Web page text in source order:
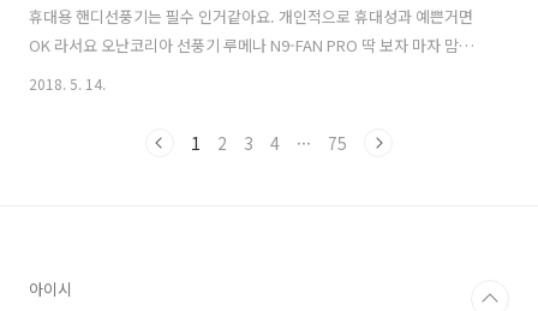
휴대용 핸디선풍기는 필수 인거같아요. 개인적으로 휴대성과 예쁜거면
OK 라서요 오난코리아 선풍기 루메나 N9-FAN PRO 딱 보자 마자 맘에
2018. 5. 14.
1 2 3 4 ··· 75
아이시